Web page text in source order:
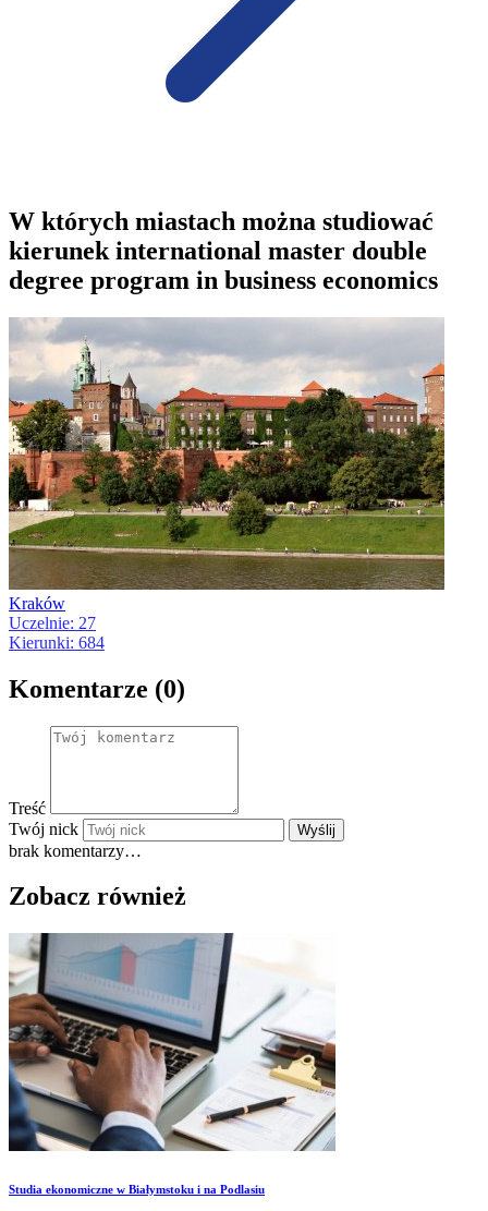
W których miastach można studiować
kierunek international master double
degree program in business economics
Kraków
Uczelnie: 27
Kierunki: 684
Komentarze (0)
Treść
Twój nick
Wyślij
brak komentarzy…
Zobacz również
Studia ekonomiczne w Białymstoku i na Podlasiu